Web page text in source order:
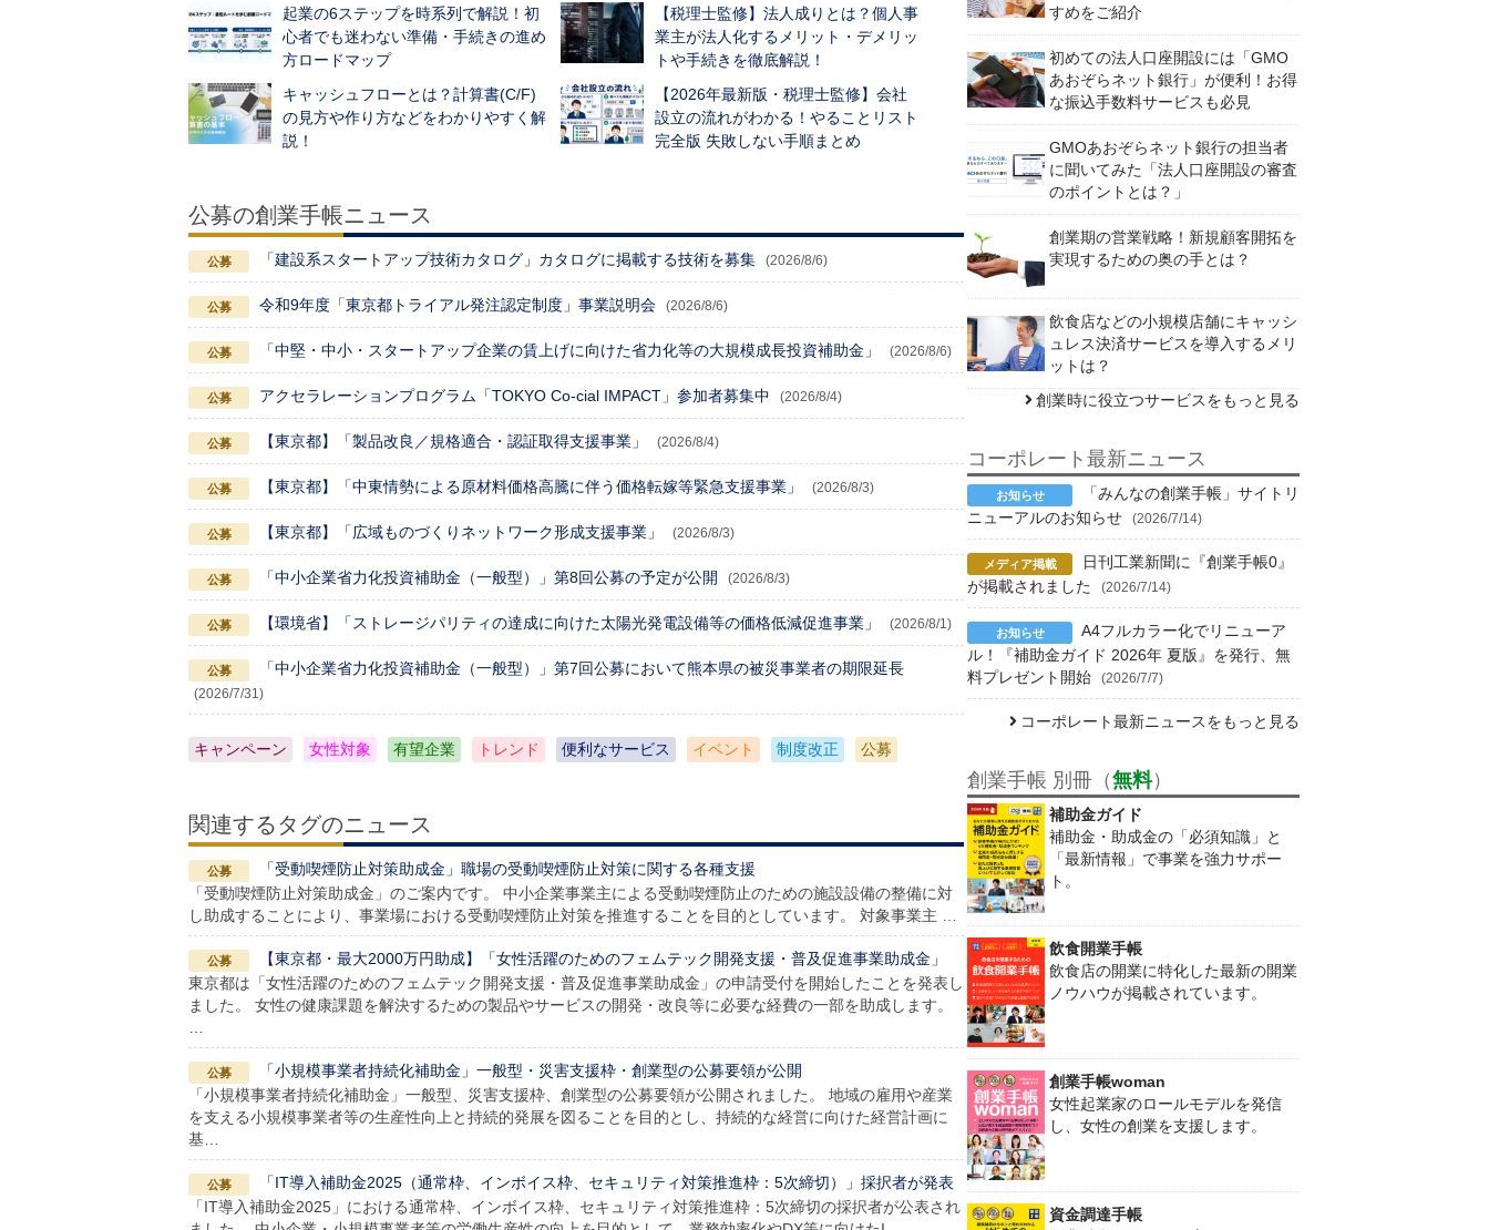
起業の6ステップを時系列で解説！初
心者でも迷わない準備・手続きの進め
方ロードマップ
【税理士監修】法人成りとは？個人事
業主が法人化するメリット・デメリッ
トや手続きを徹底解説！
キャッシュフローとは？計算書(C/F)
の見方や作り方などをわかりやすく解
説！
【2026年最新版・税理士監修】会社
設立の流れがわかる！やることリスト
完全版 失敗しない手順まとめ
公募の創業手帳ニュース
「建設系スタートアップ技術カタログ」カタログに掲載する技術を募集 (2026/8/6)
令和9年度「東京都トライアル発注認定制度」事業説明会 (2026/8/6)
「中堅・中小・スタートアップ企業の賃上げに向けた省力化等の大規模成長投資補助金」 (2026/8/6)
アクセラレーションプログラム「TOKYO Co-cial IMPACT」参加者募集中 (2026/8/4)
【東京都】「製品改良／規格適合・認証取得支援事業」 (2026/8/4)
【東京都】「中東情勢による原材料価格高騰に伴う価格転嫁等緊急支援事業」 (2026/8/3)
【東京都】「広域ものづくりネットワーク形成支援事業」 (2026/8/3)
「中小企業省力化投資補助金（一般型）」第8回公募の予定が公開 (2026/8/3)
【環境省】「ストレージパリティの達成に向けた太陽光発電設備等の価格低減促進事業」 (2026/8/1)
「中小企業省力化投資補助金（一般型）」第7回公募において熊本県の被災事業者の期限延長
(2026/7/31)
キャンペーン 女性対象 有望企業 トレンド 便利なサービス イベント 制度改正 公募
関連するタグのニュース
「受動喫煙防止対策助成金」職場の受動喫煙防止対策に関する各種支援
「受動喫煙防止対策助成金」のご案内です。 中小企業事業主による受動喫煙防止のための施設設備の整備に対
し助成することにより、事業場における受動喫煙防止対策を推進することを目的としています。 対象事業主 …
【東京都・最大2000万円助成】「女性活躍のためのフェムテック開発支援・普及促進事業助成金」
東京都は「女性活躍のためのフェムテック開発支援・普及促進事業助成金」の申請受付を開始したことを発表し
ました。 女性の健康課題を解決するための製品やサービスの開発・改良等に必要な経費の一部を助成します。
「小規模事業者持続化補助金」一般型・災害支援枠・創業型の公募要領が公開
「小規模事業者持続化補助金」一般型、災害支援枠、創業型の公募要領が公開されました。 地域の雇用や産業
を支える小規模事業者等の生産性向上と持続的発展を図ることを目的とし、持続的な経営に向けた経営計画に
基…
「IT導入補助金2025（通常枠、インボイス枠、セキュリティ対策推進枠：5次締切）」採択者が発表
「IT導入補助金2025」における通常枠、インボイス枠、セキュリティ対策推進枠：5次締切の採択者が公表され
すめをご紹介
初めての法人口座開設には「GMO
あおぞらネット銀行」が便利！お得
な振込手数料サービスも必見
GMOあおぞらネット銀行の担当者
に聞いてみた「法人口座開設の審査
のポイントとは？」
創業期の営業戦略！新規顧客開拓を
実現するための奥の手とは？
飲食店などの小規模店舗にキャッシ
ュレス決済サービスを導入するメリ
ットは？
創業時に役立つサービスをもっと見る
コーポレート最新ニュース
「みんなの創業手帳」サイトリ
ニューアルのお知らせ
(2026/7/14)
日刊工業新聞に『創業手帳0』
が掲載されました
(2026/7/14)
A4フルカラー化でリニューア
ル！『補助金ガイド 2026年 夏版』を発行、無
料プレゼント開始
(2026/7/7)
コーポレート最新ニュースをもっと見る
創業手帳 別冊（無料）
補助金ガイド
補助金・助成金の「必須知識」と
「最新情報」で事業を強力サポー
ト。
飲食開業手帳
飲食店の開業に特化した最新の開業
ノウハウが掲載されています。
創業手帳woman
女性起業家のロールモデルを発信
し、女性の創業を支援します。
資金調達手帳